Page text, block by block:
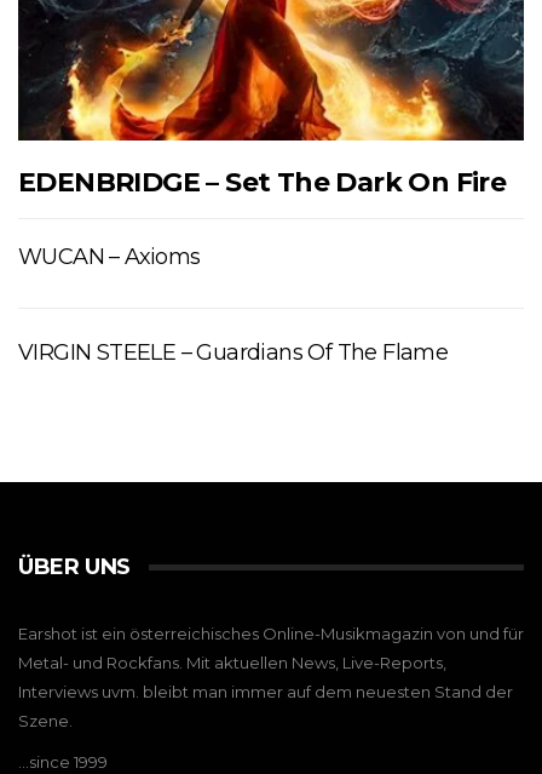
EDENBRIDGE – Set The Dark On Fire
WUCAN – Axioms
VIRGIN STEELE – Guardians Of The Flame
ÜBER UNS
Earshot ist ein österreichisches Online-Musikmagazin von und für
Metal- und Rockfans. Mit aktuellen News, Live-Reports,
Interviews uvm. bleibt man immer auf dem neuesten Stand der
Szene.
…since 1999